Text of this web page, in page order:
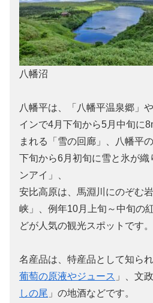
八幡沼
八幡平は、「八幡平温泉郷」
インで4月下旬から5月中旬に
まれる「雪の回廊」、八幡平
下旬から6月初旬に雪と氷が
ンアイ」、
安比高原は、馬淵川にのぞむ
峡」、例年10月上旬～中旬の
どが人気の観光スポットです。
名産品は、特産品として知ら
葡萄の原液やジュース 」、文
しの尾 」の地酒などです。